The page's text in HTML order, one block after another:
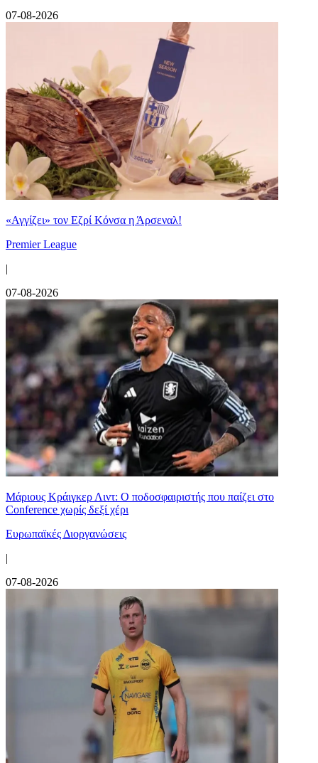
07-08-2026
«Αγγίζει» τον Εζρί Κόνσα η Άρσεναλ!
Premier League
|
07-08-2026
Μάριους Κράιγκερ Λιντ: Ο ποδοσφαιριστής που παίζει στο
Conference χωρίς δεξί χέρι
Ευρωπαϊκές Διοργανώσεις
|
07-08-2026